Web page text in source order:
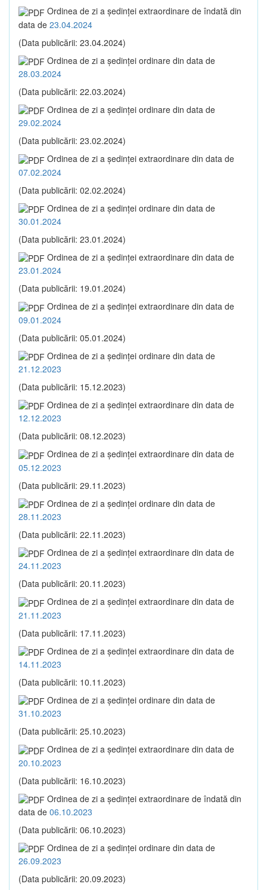
Ordinea de zi a şedinţei extraordinare de îndată din
data de 23.04.2024
(Data publicării: 23.04.2024)
Ordinea de zi a şedinţei ordinare din data de
28.03.2024
(Data publicării: 22.03.2024)
Ordinea de zi a şedinţei ordinare din data de
29.02.2024
(Data publicării: 23.02.2024)
Ordinea de zi a şedinţei extraordinare din data de
07.02.2024
(Data publicării: 02.02.2024)
Ordinea de zi a şedinţei ordinare din data de
30.01.2024
(Data publicării: 23.01.2024)
Ordinea de zi a şedinţei extraordinare din data de
23.01.2024
(Data publicării: 19.01.2024)
Ordinea de zi a şedinţei extraordinare din data de
09.01.2024
(Data publicării: 05.01.2024)
Ordinea de zi a şedinţei ordinare din data de
21.12.2023
(Data publicării: 15.12.2023)
Ordinea de zi a şedinţei extraordinare din data de
12.12.2023
(Data publicării: 08.12.2023)
Ordinea de zi a şedinţei extraordinare din data de
05.12.2023
(Data publicării: 29.11.2023)
Ordinea de zi a şedinţei ordinare din data de
28.11.2023
(Data publicării: 22.11.2023)
Ordinea de zi a şedinţei extraordinare din data de
24.11.2023
(Data publicării: 20.11.2023)
Ordinea de zi a şedinţei extraordinare din data de
21.11.2023
(Data publicării: 17.11.2023)
Ordinea de zi a şedinţei extraordinare din data de
14.11.2023
(Data publicării: 10.11.2023)
Ordinea de zi a şedinţei ordinare din data de
31.10.2023
(Data publicării: 25.10.2023)
Ordinea de zi a şedinţei extraordinare din data de
20.10.2023
(Data publicării: 16.10.2023)
Ordinea de zi a şedinţei extraordinare de îndată din
data de 06.10.2023
(Data publicării: 06.10.2023)
Ordinea de zi a şedinţei ordinare din data de
26.09.2023
(Data publicării: 20.09.2023)